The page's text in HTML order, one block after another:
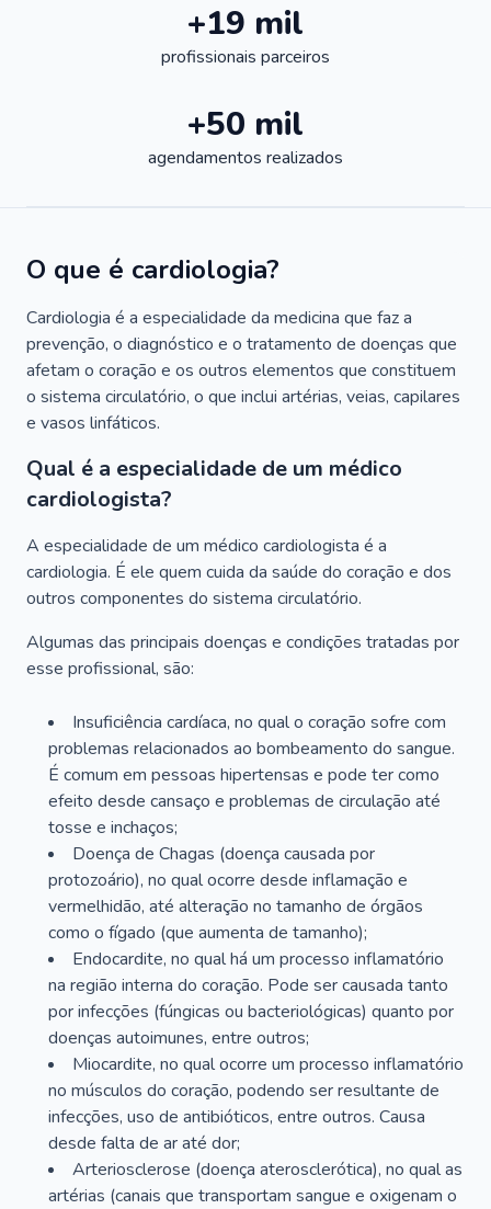
+19 mil
profissionais parceiros
+50 mil
agendamentos realizados
O que é cardiologia?
Cardiologia é a especialidade da medicina que faz a
prevenção, o diagnóstico e o tratamento de doenças que
afetam o coração e os outros elementos que constituem
o sistema circulatório, o que inclui artérias, veias, capilares
e vasos linfáticos.
Qual é a especialidade de um médico
cardiologista?
A especialidade de um médico cardiologista é a
cardiologia. É ele quem cuida da saúde do coração e dos
outros componentes do sistema circulatório.
Algumas das principais doenças e condições tratadas por
esse profissional, são:
Insuficiência cardíaca, no qual o coração sofre com
problemas relacionados ao bombeamento do sangue.
É comum em pessoas hipertensas e pode ter como
efeito desde cansaço e problemas de circulação até
tosse e inchaços;
Doença de Chagas (doença causada por
protozoário), no qual ocorre desde inflamação e
vermelhidão, até alteração no tamanho de órgãos
como o fígado (que aumenta de tamanho);
Endocardite, no qual há um processo inflamatório
na região interna do coração. Pode ser causada tanto
por infecções (fúngicas ou bacteriológicas) quanto por
doenças autoimunes, entre outros;
Miocardite, no qual ocorre um processo inflamatório
no músculos do coração, podendo ser resultante de
infecções, uso de antibióticos, entre outros. Causa
desde falta de ar até dor;
Arteriosclerose (doença aterosclerótica), no qual as
artérias (canais que transportam sangue e oxigenam o